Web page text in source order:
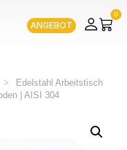
ANGEBOT
0
>
Edelstahl Arbeitstisch
| AISI 304